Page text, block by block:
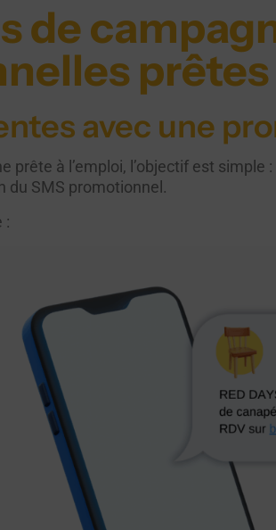
de
prêtes
avec une
prête à l’emploi, l’objectif est simple :
du SMS promotionnel.
: